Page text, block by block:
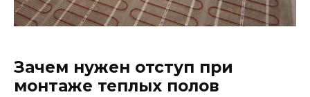
Зачем нужен отступ при
монтаже теплых полов